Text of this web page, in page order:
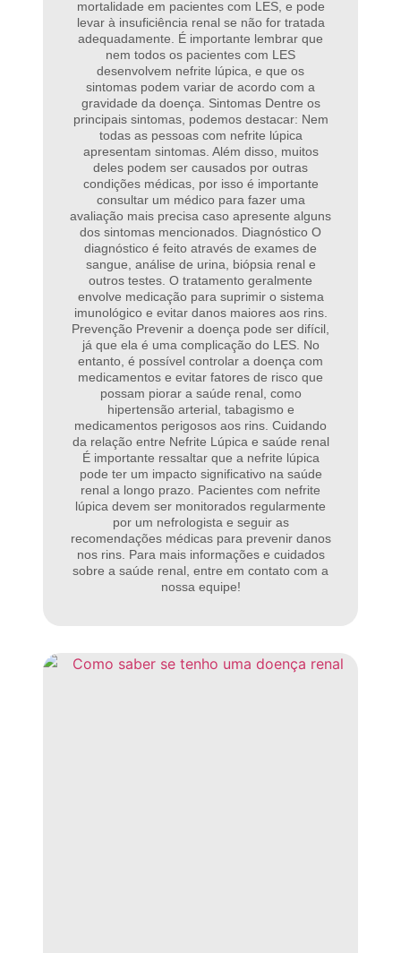
mortalidade em pacientes com LES, e pode
levar à insuficiência renal se não for tratada
adequadamente. É importante lembrar que
nem todos os pacientes com LES
desenvolvem nefrite lúpica, e que os
sintomas podem variar de acordo com a
gravidade da doença. Sintomas Dentre os
principais sintomas, podemos destacar: Nem
todas as pessoas com nefrite lúpica
apresentam sintomas. Além disso, muitos
deles podem ser causados por outras
condições médicas, por isso é importante
consultar um médico para fazer uma
avaliação mais precisa caso apresente alguns
dos sintomas mencionados. Diagnóstico O
diagnóstico é feito através de exames de
sangue, análise de urina, biópsia renal e
outros testes. O tratamento geralmente
envolve medicação para suprimir o sistema
imunológico e evitar danos maiores aos rins.
Prevenção Prevenir a doença pode ser difícil,
já que ela é uma complicação do LES. No
entanto, é possível controlar a doença com
medicamentos e evitar fatores de risco que
possam piorar a saúde renal, como
hipertensão arterial, tabagismo e
medicamentos perigosos aos rins. Cuidando
da relação entre Nefrite Lúpica e saúde renal
É importante ressaltar que a nefrite lúpica
pode ter um impacto significativo na saúde
renal a longo prazo. Pacientes com nefrite
lúpica devem ser monitorados regularmente
por um nefrologista e seguir as
recomendações médicas para prevenir danos
nos rins. Para mais informações e cuidados
sobre a saúde renal, entre em contato com a
nossa equipe!